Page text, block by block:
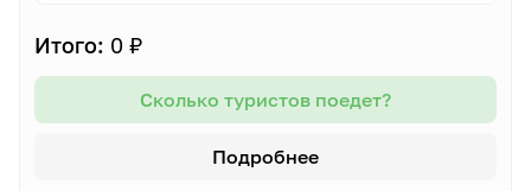
Итого: 0 ₽
Сколько туристов поедет?
Подробнее